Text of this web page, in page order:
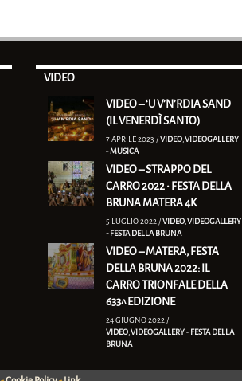
VIDEO
VIDEO – ‘U V’N’RDIA SAND
(IL VENERDÌ SANTO)
7 APRILE 2023 /VIDEO, VIDEOGALLERY
- MUSICA
VIDEO – STRAPPO DEL
CARRO 2022 • FESTA DELLA
BRUNA MATERA 4K
5 LUGLIO 2022 /VIDEO, VIDEOGALLERY
- FESTA DELLA BRUNA
VIDEO – MATERA, FESTA
DELLA BRUNA 2022: IL
CARRO TRIONFALE DELLA
633^ EDIZIONE
24 GIUGNO 2022 /
VIDEO, VIDEOGALLERY - FESTA DELLA
BRUNA